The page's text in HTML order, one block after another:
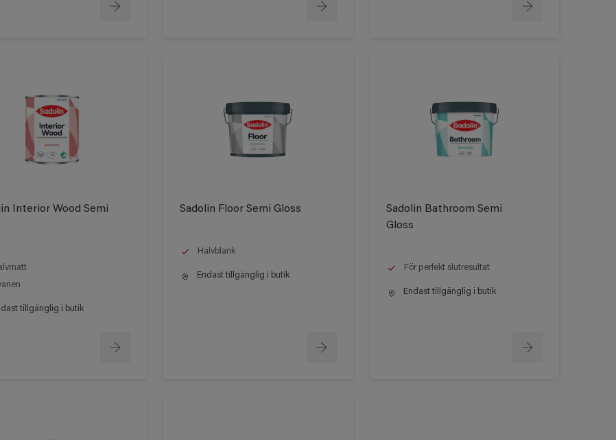
Interior Wood Semi
tillgänglig i butik
Sadolin Floor Semi Gloss
Halvblank
Endast tillgänglig i butik
Sadolin Bathroom Semi
Gloss
För perfekt slutresultat
Endast tillgänglig i butik